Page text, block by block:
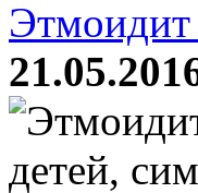
Этмоидит